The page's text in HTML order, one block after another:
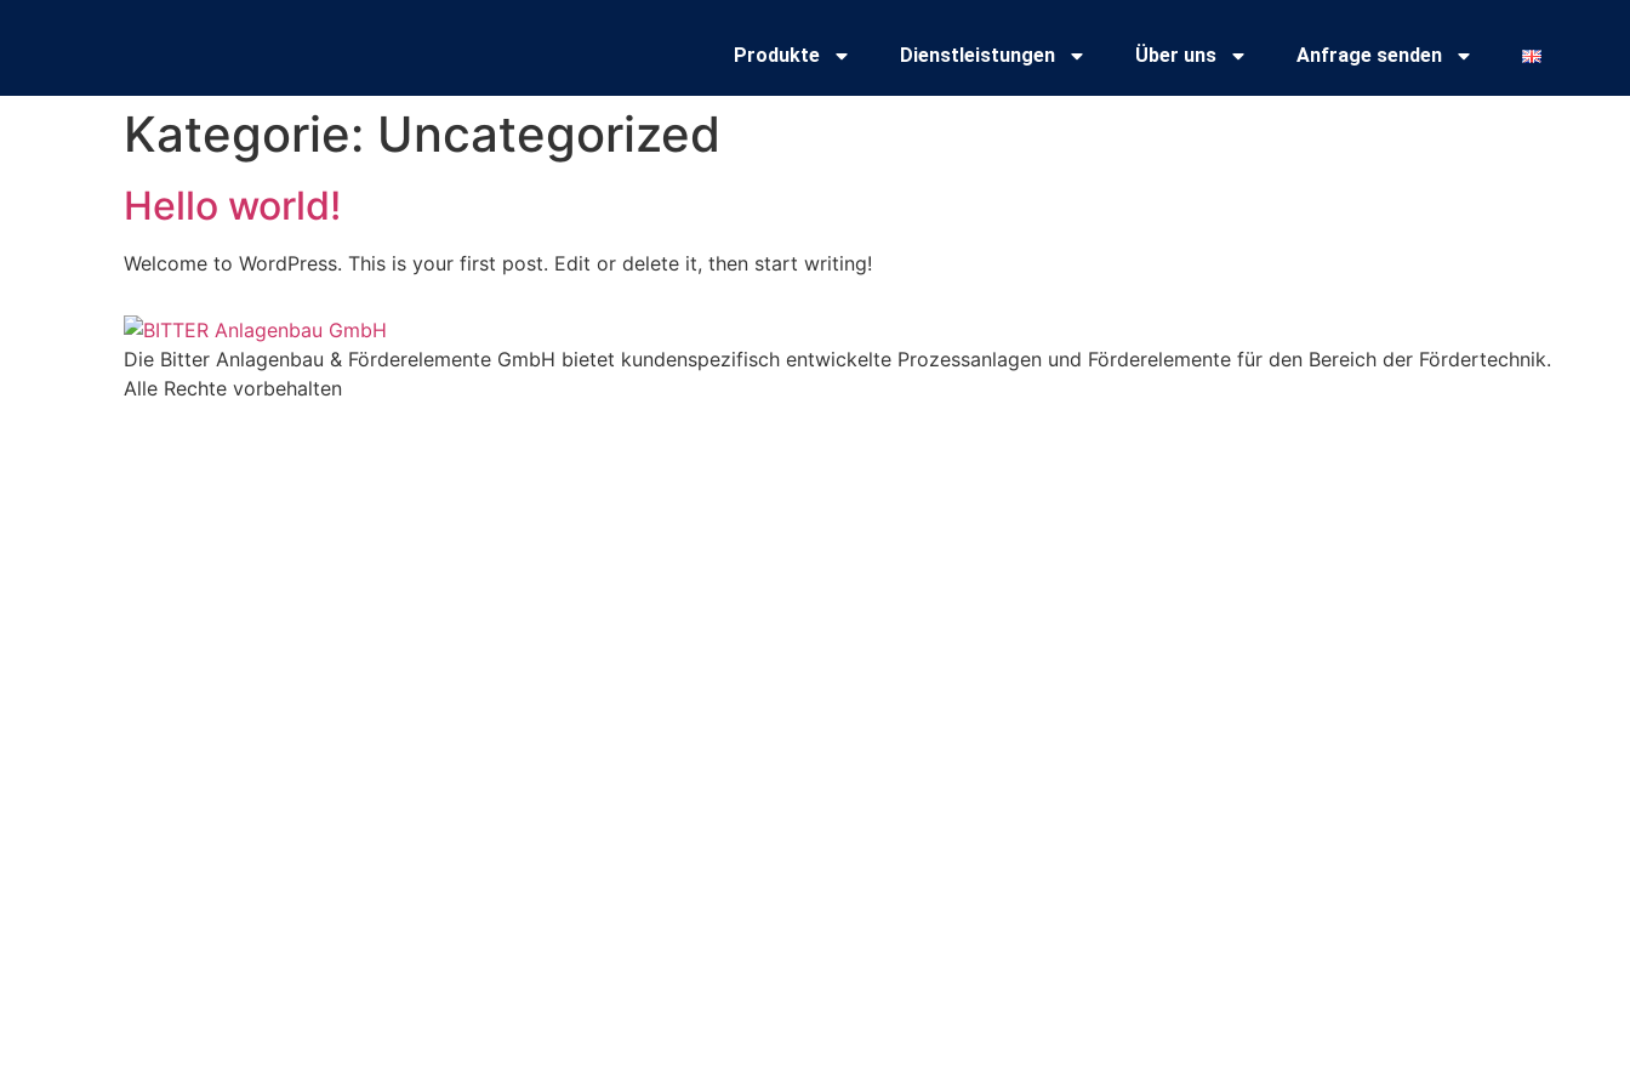
Produkte Dienstleistungen Über uns Anfrage senden
Kategorie: Uncategorized
Hello world!
Welcome to WordPress. This is your first post. Edit or delete it, then start writing!
Die Bitter Anlagenbau & Förderelemente GmbH bietet kundenspezifisch entwickelte Prozessanlagen und Förderelemente für den Bereich der Fördertechnik.
Alle Rechte vorbehalten